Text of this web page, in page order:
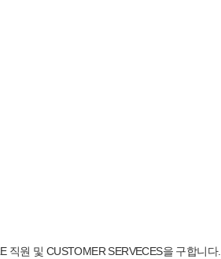
직원 및 CUSTOMER SERVECES을 구합니다.